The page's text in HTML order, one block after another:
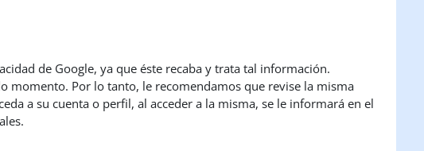
de Google, ya que éste recaba y trata tal información.
momento. Por lo tanto, le recomendamos que revise la misma
a su cuenta o perfil, al acceder a la misma, se le informará en el